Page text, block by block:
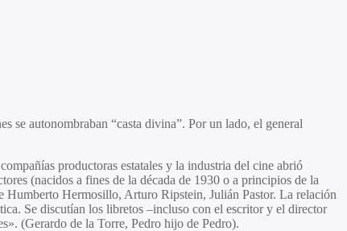
se autonombraban “casta divina”. Por un lado, el general
productoras estatales y la industria del cine abrió
(nacidos a fines de la década de 1930 o a principios de la
Humberto Hermosillo, Arturo Ripstein, Julián Pastor. La relación
Se discutían los libretos –incluso con el escritor y el director
(Gerardo de la Torre, Pedro hijo de Pedro).